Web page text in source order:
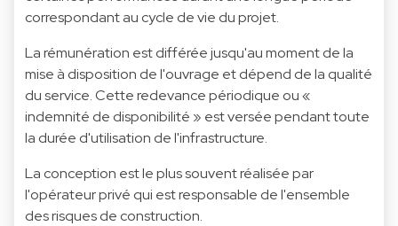
correspondant au cycle de vie du projet.
La rémunération est différée jusqu'au moment de la
mise à disposition de l'ouvrage et dépend de la qualité
du service. Cette redevance périodique ou «
indemnité de disponibilité » est versée pendant toute
la durée d'utilisation de l'infrastructure.
La conception est le plus souvent réalisée par
l'opérateur privé qui est responsable de l'ensemble
des risques de construction.